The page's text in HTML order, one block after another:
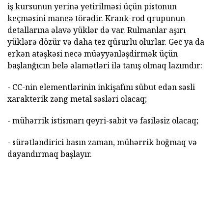
iş kursunun yerinə yetirilməsi üçün pistonun
keçməsini maneə törədir. Krank-rod qrupunun
detallarına əlavə yüklər də var. Rulmanlar aşırı
yüklərə dözür və daha tez qüsurlu olurlar. Gec ya da
erkən atəşkəsi necə müəyyənləşdirmək üçün
başlanğıcın belə əlamətləri ilə tanış olmaq lazımdır:
- CC-nin elementlərinin inkişafını sübut edən səsli
xarakterik zəng metal səsləri olacaq;
- mühərrik istismarı qeyri-sabit və fasiləsiz olacaq;
- sürətləndirici basın zaman, mühərrik boğmaq və
dayandırmaq başlayır.